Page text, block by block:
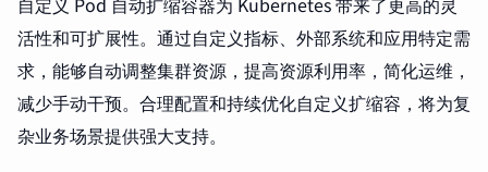
活性和可扩展性。通过自定义指标、外部系统和应用特定需
求，能够自动调整集群资源，提高资源利用率，简化运维，
减少手动干预。合理配置和持续优化自定义扩缩容，将为复
杂业务场景提供强大支持。